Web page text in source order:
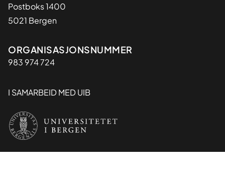
Postboks 1400
5021 Bergen
Organisasjon
ORGANISASJONSNUMMER
983 974 724
I SAMARBEID MED UIB